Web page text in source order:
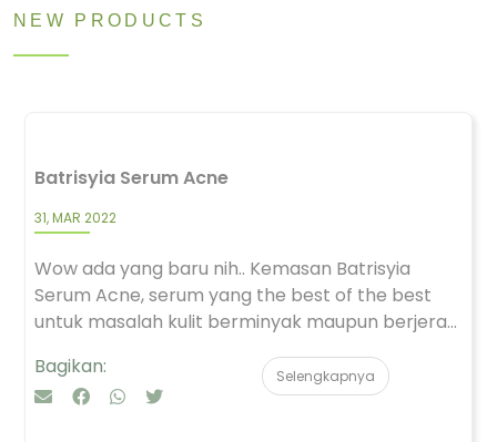
NEW PRODUCTS
Batrisyia Serum Acne
31, MAR 2022
Wow ada yang baru nih.. Kemasan Batrisyia
Serum Acne, serum yang the best of the best
untuk masalah kulit berminyak maupun berjera...
Bagikan:
Selengkapnya